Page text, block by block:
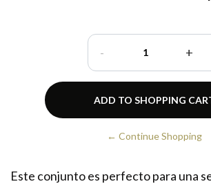
- +
← Continue Shopping
Este conjunto es perfecto para una